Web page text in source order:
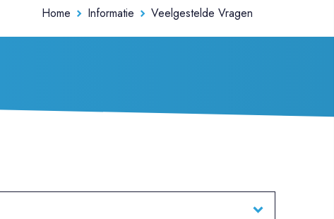
Home Informatie Veelgestelde Vragen